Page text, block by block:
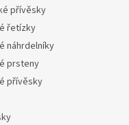
přívěsky
řetízky
náhrdelníky
prsteny
přívěsky